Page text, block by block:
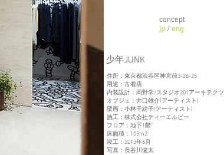
concept
jp /eng
少年JUNK
住所：東京都渋谷区神宮前3-26-25
用途：古着店
内装設計：岡野学/スタジオ201アーキテクツ
オブジェ：井口雄介(アーティスト)
壁画：小林千絵子(アーティスト)
施工：株式会社ティーエルピー
フロア：地下1階
床面積：103m2
竣工：2013年6月
写真：長谷川健太